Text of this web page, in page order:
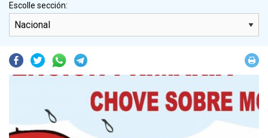
Escolle sección:
Facebook
TwitterWhatsapp